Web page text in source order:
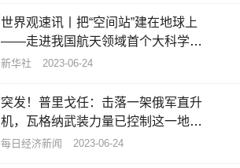
世界观速讯丨把“空间站”建在地球上
——走进我国航天领域首个大科学装
置
新华社 2023-06-24
突发！普里戈任：击落一架俄军直升
机，瓦格纳武装力量已控制这一地区
包括机场在内的军用设施|天天新资讯
每日经济新闻 2023-06-24